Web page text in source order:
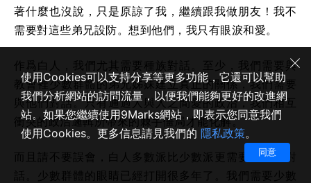
著什麼也沒說，只是原諒了我，繼續跟我做朋友！我不
需要對這些弟兄設防。想到他們，我只有眼淚和愛。
作爲白人，我們尤其需要種族對話。至少，我們需要與
教會裡少數群體的弟兄姊妹建立真正的關係，我們需要
與他們對話。只有通過人與人之間愛的政治，我們相互
衝突的政治邏輯所帶來的棘手僵局才能化解。
而且請不要誤會，白人多數派比少數派更需要這樣的對
話。少數群體的眼睛已經打開很多年了。我們需要少數
使用Cookies可以支持分享等更多功能，它還可以幫助
我們分析網站的訪問流量，以便我們能夠更好的改進網
站。如果您繼續使用9Marks網站，即表示您同意我們
使用Cookies。更多信息請見我們的 隱私政策。
同意